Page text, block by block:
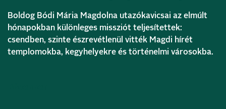
Boldog Bódi Mária Magdolna utazókavicsai az elmúlt
hónapokban különleges missziót teljesítettek:
csendben, szinte észrevétlenül vitték Magdi hírét
templomokba, kegyhelyekre és történelmi városokba.